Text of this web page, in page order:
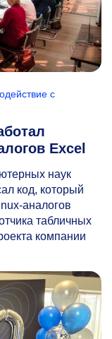
с
Excel
наук
код, который
аналогов
табличных
компании